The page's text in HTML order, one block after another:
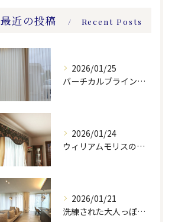
最近の投稿 Recent Posts
2026/01/25
バーチカルブラインドのレース付きツーウェイスタイル
2026/01/24
ウィリアムモリスの生地ででバランスを製作しました。
2026/01/21
洗練された大人っぽい空間。